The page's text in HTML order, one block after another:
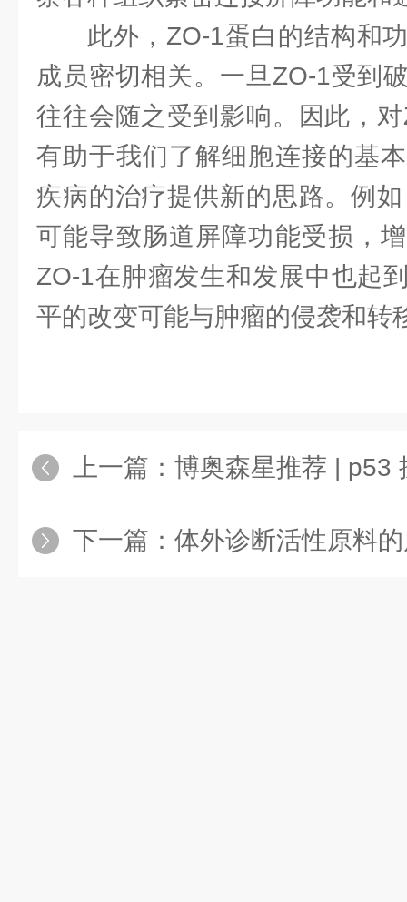
此外，ZO-1蛋白的结构和
成员密切相关。一旦ZO-1受到
往往会随之受到影响。因此，
有助于我们了解细胞连接的基
疾病的治疗提供新的思路。例
可能导致肠道屏障功能受损，
ZO-1在肿瘤发生和发展中也起
平的改变可能与肿瘤的侵袭和转
上一篇： 博奥森星推荐 | p53
下一篇： 体外诊断活性原料